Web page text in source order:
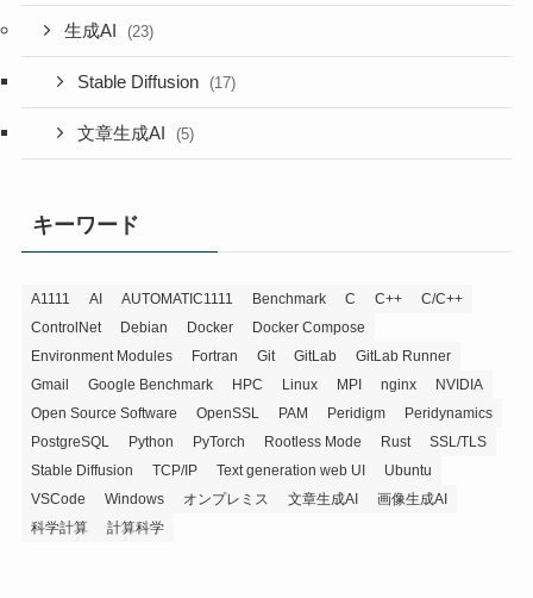
生成AI (23)
Stable Diffusion (17)
文章生成AI (5)
キーワード
A1111 AI AUTOMATIC1111 Benchmark C C++
C/C++
ControlNet
Debian Docker
Docker Compose
Environment Modules
Fortran Git GitLab
GitLab Runner
Gmail
Google Benchmark HPC Linux MPI nginx
NVIDIA
Open Source Software
OpenSSL PAM Peridigm
Peridynamics
PostgreSQL
Python PyTorch Rootless Mode Rust
SSL/TLS
Stable Diffusion
TCP/IP Text generation web UI
Ubuntu
VSCode
Windows オンプレミス 文章生成AI
画像生成AI
科学計算
計算科学